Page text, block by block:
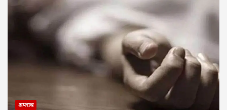
अपराध